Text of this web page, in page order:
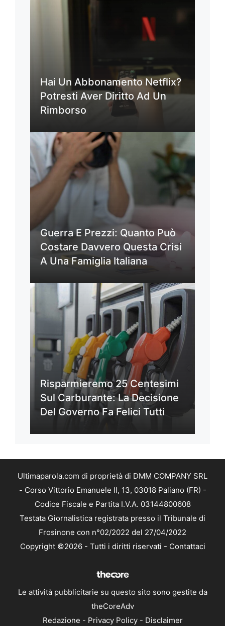
Hai Un Abbonamento Netflix?
Potresti Aver Diritto Ad Un
Rimborso
Guerra E Prezzi: Quanto Può
Costare Davvero Questa Crisi
A Una Famiglia Italiana
Risparmieremo 25 Centesimi
Sul Carburante: La Decisione
Del Governo Fa Felici Tutti
Ultimaparola.com di proprietà di DMM COMPANY SRL
- Corso Vittorio Emanuele II, 13, 03018 Paliano (FR) -
Codice Fiscale e Partita I.V.A. 03144800608
Testata Giornalistica registrata presso il Tribunale di
Frosinone con n°02/2022 del 27/04/2022
Copyright ©2026 - Tutti i diritti riservati - Contattaci
Le attività pubblicitarie su questo sito sono gestite da
theCoreAdv
Redazione - Privacy Policy- Disclaimer